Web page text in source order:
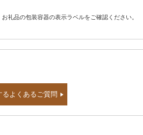
礼品の包装容器の表示ラベルをご確認ください。
よくあるご質問